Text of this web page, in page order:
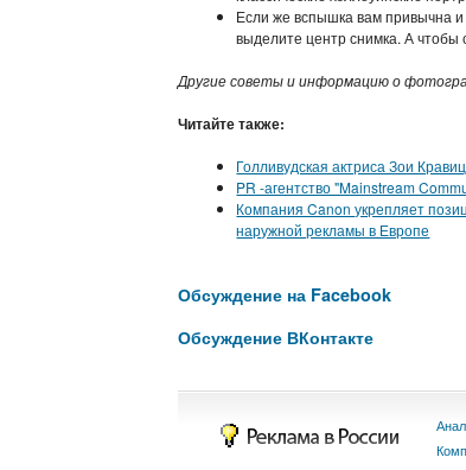
Если же вспышка вам привычна и
выделите центр снимка. А
Другие советы и информацию о
Читайте также:
Голливудская актриса Зои
PR -агентство "Mainstream
Компания Canon укрепляет
наружной рекламы в Европе
Обсуждение на Facebook
Обсуждение ВКонтакте